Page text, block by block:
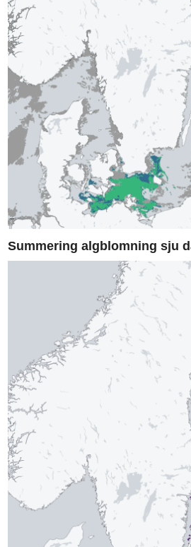
Summering algblomning sju